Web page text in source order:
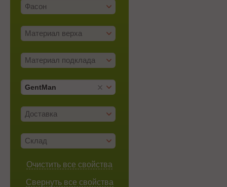
Фасон
Материал верха
Материал подклада
GentMan
Доставка
Склад
Очистить все свойства
Свернуть все свойства